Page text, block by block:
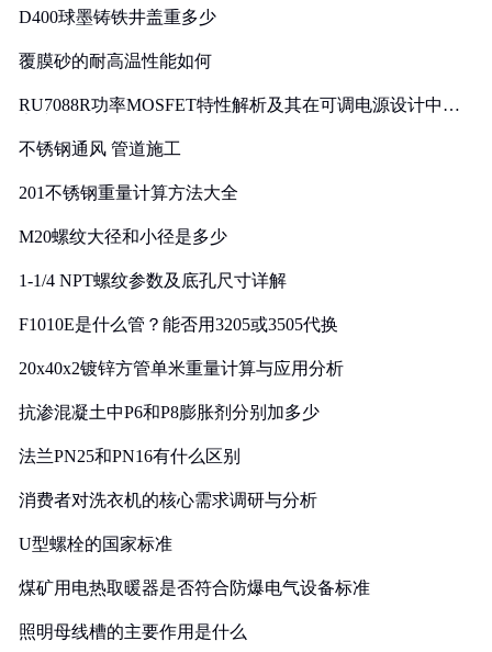
D400球墨铸铁井盖重多少
覆膜砂的耐高温性能如何
RU7088R功率MOSFET特性解析及其在可调电源设计中的
不锈钢通风 管道施工
201不锈钢重量计算方法大全
M20螺纹大径和小径是多少
1-1/4 NPT螺纹参数及底孔尺寸详解
F1010E是什么管？能否用3205或3505代换
20x40x2镀锌方管单米重量计算与应用分析
抗渗混凝土中P6和P8膨胀剂分别加多少
法兰PN25和PN16有什么区别
消费者对洗衣机的核心需求调研与分析
U型螺栓的国家标准
煤矿用电热取暖器是否符合防爆电气设备标准
照明母线槽的主要作用是什么